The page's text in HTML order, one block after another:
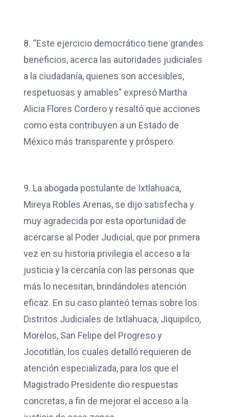
8. “Este ejercicio democrático tiene grandes
beneficios, acerca las autoridades judiciales
a la ciudadanía, quienes son accesibles,
respetuosas y amables” expresó Martha
Alicia Flores Cordero y resaltó que acciones
como esta contribuyen a un Estado de
México más transparente y próspero.
9. La abogada postulante de Ixtlahuaca,
Mireya Robles Arenas, se dijo satisfecha y
muy agradecida por esta oportunidad de
acercarse al Poder Judicial, que por primera
vez en su historia privilegia el acceso a la
justicia y la cercanía con las personas que
más lo necesitan, brindándoles atención
eficaz. En su caso planteó temas sobre los
Distritos Judiciales de Ixtlahuaca, Jiquipilco,
Morelos, San Felipe del Progreso y
Jocotitlán, los cuales detalló requieren de
atención especializada, para los que el
Magistrado Presidente dio respuestas
concretas, a fin de mejorar el acceso a la